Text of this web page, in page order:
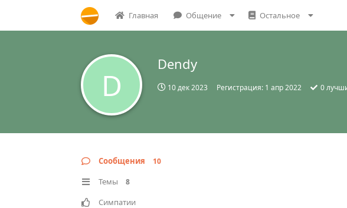
Главная Общение Остальное
D
Dendy
10 дек 2023 Регистрация: 1 апр 2022 0
Сообщения 10
Темы 8
Симпатии